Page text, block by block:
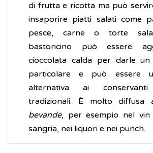
di frutta e ricotta ma può
insaporire piatti salati come
pesce, carne o torte
bastoncino può essere
cioccolata calda per darle
particolare e può essere
alternativa ai conservanti
tradizionali. È molto diffusa
bevande, per esempio nel vin
sangria, nei liquori e nei punch.